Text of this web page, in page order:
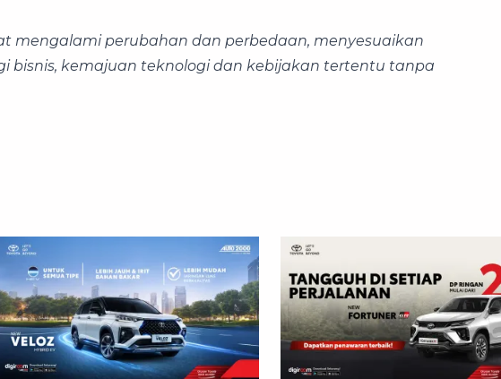
mengalami perubahan dan perbedaan, menyesuaikan
bisnis, kemajuan teknologi dan kebijakan tertentu tanpa